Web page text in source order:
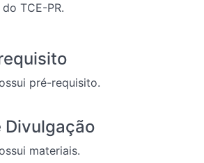
TCE-PR.
pré-requisito.
Divulgação
materiais.